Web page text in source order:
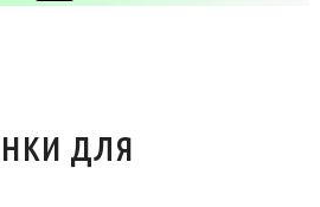
Про закладдля